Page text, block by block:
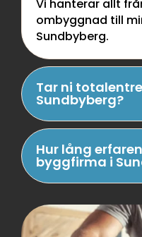
Vi hanterar allt
ombyggnad till
Sundbyberg.
Tar ni
Sundbyberg?
Hur lång
byggfirma i